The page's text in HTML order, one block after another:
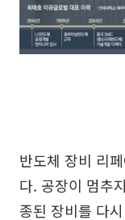
반도체 장비 리
다. 공장이 멈추
종된 장비를 다